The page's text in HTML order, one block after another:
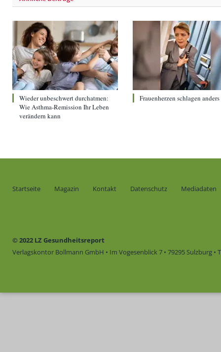
Wieder unbeschwert durchatmen:
Wie Asthma-Remission Ihr Leben
verändern kann
Frauenherzen schlagen anders
Startseite Magazin Kontakt Datenschutz Mediadaten
© 2022 LZ Gesundheitsreport
Verlagskontor Bollmann GmbH • Im Vogesenblick 7 • 79295 Sulzburg •